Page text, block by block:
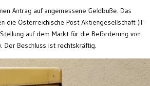
Antrag auf angemessene Geldbuße. Das
die Österreichische Post Aktiengesellschaft (iF
auf dem Markt für die Beförderung von
Der Beschluss ist rechtskräftig.